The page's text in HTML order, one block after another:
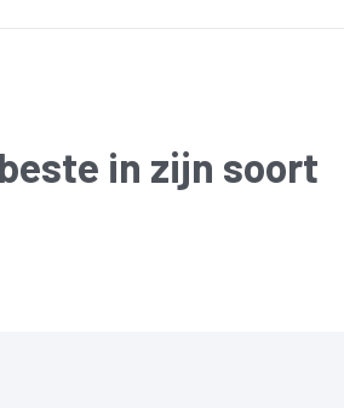
in zijn soort